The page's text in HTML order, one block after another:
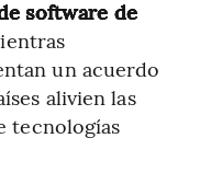
software de
un acuerdo
alivien las
tecnologías